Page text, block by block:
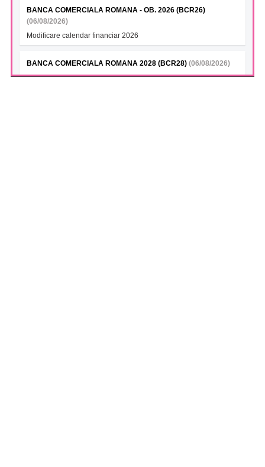
BANCA COMERCIALA ROMANA - OB. 2026 (BCR26)
(06/08/2026)
Modificare calendar financiar 2026
BANCA COMERCIALA ROMANA 2028 (BCR28) (06/08/2026)
Modificare calendar financiar 2026